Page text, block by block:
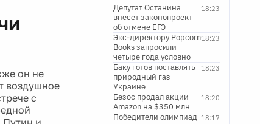
он не
воздушное
с
18:23
Депутат Останина
внесет законопроект
об отмене ЕГЭ
18:23
Экс-директору Popcorn
Books запросили
четыре года условно
18:23
Баку готов поставлять
природный газ
Украине
18:20
Безос продал акции
Amazon на $350 млн
18:17
Победители олимпиад